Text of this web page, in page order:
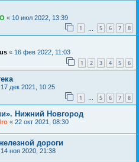
« 10 июл 2022, 13:39
1 5 6 7 8
« 16 фев 2022, 11:03
1 2 3 4 5 6
17 дек 2021, 10:25
1 … 5 6 7 8
Нижний Новгород
« 22 окт 2021, 08:30
дороги
14 ноя 2020, 21:38